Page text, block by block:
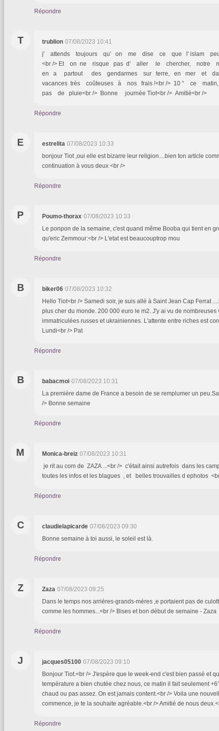
Répondre
T trublion 07/08/2023 10:41
j' attends toujours qu' on me dise ce que l' islam
<br /> Et on ne risque pas d' aller le chercher, notre
en a partout des gendarmes sur terre, en mer et
vacances très coûteuses à nos frais !<br /> 10 ° ce
pas de pluie<br /> Bonne journée Tiot<br /> Amitié<br />
Répondre
E estrelita 07/08/2023 10:33
bonjour Tiot ,oui elle est bizarre leur religion....bien ton article
continuation à vous deux <br />
Répondre
P Poumo-thorax 07/08/2023 10:33
Le ponpon de la semaine, c'est quand même Booba qui tient en
qu'eric Zemmour:<br /> L'etat est beaucouptrop mou
Répondre
B biker06 07/08/2023 10:32
Hello Tiot<br /> Samedi soir, je suis allé à Saint Jean Cap Ferrat
plus cher du monde. 200 000 euro le m2. J'y ai vu de nombreuses
immatriculées russes et ukrainiennes. L'attente entre riches est
Lundi<br /> Pat
Répondre
B babacmoi 07/08/2023 10:31
La première dame de France a besoin de se remplumer un
/> Bonne semaine
Répondre
M Monica-breiz 07/08/2023 10:31
je rit au com de ZAZA ...<br /> c'était ainsi autrefois dans les
toutes les infos et les blagues , et belles trouvailles d ephotos
Répondre
C claudielapicarde 07/08/2023 09:30
Bonne semaine à toi aussi, le soleil est là.
Répondre
Z Zaza 07/08/2023 09:25
Dans le temps nos arrières-grands-mères ,e portaient pas de
comme les hommes...<br /> Bises et bon début de semaine - Zaza
Répondre
J jacques05100 07/08/2023 09:10
Bonjour Tiot.<br /> J'espère que le week-end c'est bien passé et
température a bien chutée chez nous, ce matin il fait seulement
chaud ou pas assez. On est jamais content.<br /> Voila une
commence, je te la souhaite agréable.<br /> Amitié de nous
Répondre